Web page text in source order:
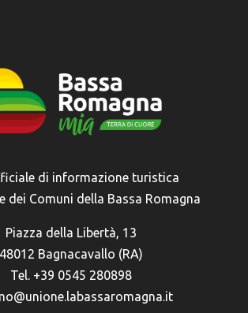
di informazione turistica
dei Comuni della Bassa Romagna
Piazza della Libertà, 13
48012 Bagnacavallo (RA)
Tel. +39 0545 280898